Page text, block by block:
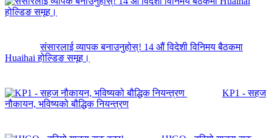
संसारलाई व्यापक बनाउनुहोस्! 14 औं विदेशी विनिमय बैठकमा
Huaihai होल्डिङ समूह।
KP1 - सहज
नौकायन, भविष्यको बौद्धिक नियन्त्रण